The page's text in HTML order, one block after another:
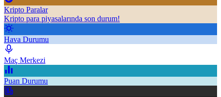
Kripto Paralar
Kripto para piyasalarında son durum!
Hava Durumu
Maç Merkezi
Puan Durumu